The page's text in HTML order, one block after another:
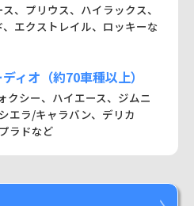
、プリウス、ハイラックス、
エクストレイル、ロッキーな
ィオ（約70車種以上）
クシー、ハイエース、ジムニ
エラ/キャラバン、デリカ
ラドなど